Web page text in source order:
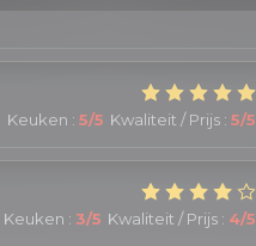
Keuken : 5/5 Kwaliteit / Prijs : 5/5
Keuken : 3/5 Kwaliteit / Prijs : 4/5